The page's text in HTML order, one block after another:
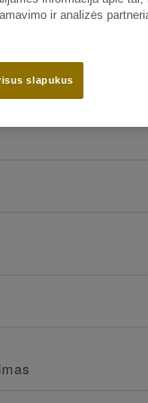
ir analizės
slapukus